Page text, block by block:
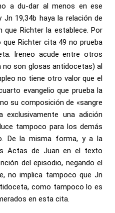
a du-dar al menos en ese
19,34b haya la relación de
que Richter la establece. Por
Richter cita 49 no prueba
Ireneo acude entre otros
son glosas antidocetas) al
no tiene otro valor que el
evangelio que prueba la
su composición de «sangre
exclusivamente una adición
tampoco para los demás
De la misma forma, y a la
Actas de Juan en el texto
del episodio, negando el
no implica tampoco que Jn
como tampoco lo es
en esta cita.